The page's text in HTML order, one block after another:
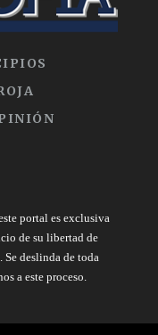
portal es exclusiva
de su libertad de
deslinda de toda
a este proceso.